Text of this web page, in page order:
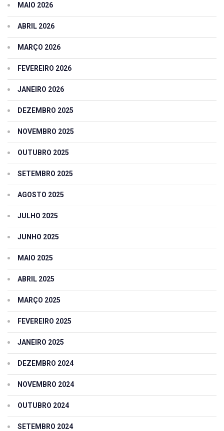
MAIO 2026
ABRIL 2026
MARÇO 2026
FEVEREIRO 2026
JANEIRO 2026
DEZEMBRO 2025
NOVEMBRO 2025
OUTUBRO 2025
SETEMBRO 2025
AGOSTO 2025
JULHO 2025
JUNHO 2025
MAIO 2025
ABRIL 2025
MARÇO 2025
FEVEREIRO 2025
JANEIRO 2025
DEZEMBRO 2024
NOVEMBRO 2024
OUTUBRO 2024
SETEMBRO 2024